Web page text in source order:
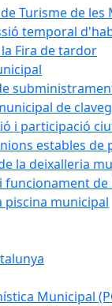
Turisme de les
temporal
Fira de tardor
de
i participació
estables de
la deixalleria
funcionament
piscina municipal
Municipal